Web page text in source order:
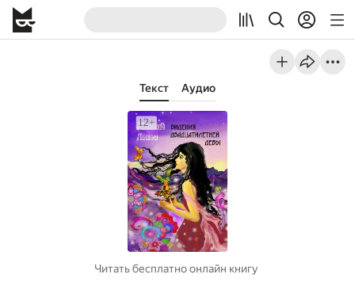
Текст Аудио
Читать бесплатно онлайн книгу